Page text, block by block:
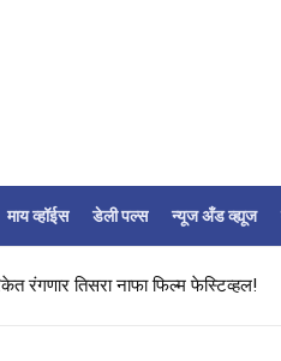
माय व्हॉईस डेली पल्स न्यूज अँड व्ह्यूज
रंगणार तिसरा नाफा फिल्म फेस्टिव्हल!